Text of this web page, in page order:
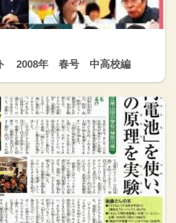
ト 2008年 春号 中高校編